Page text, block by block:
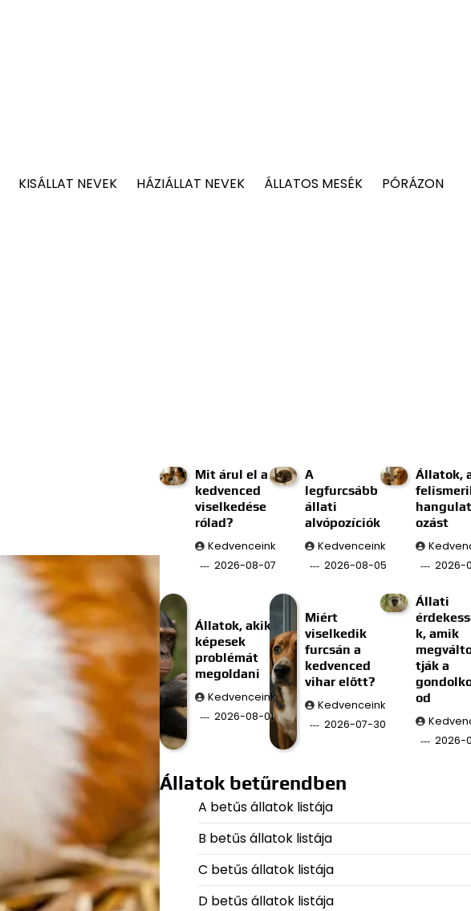
KISÁLLAT NEVEK HÁZIÁLLAT NEVEK ÁLLATOS MESÉK PÓRÁZON
Mit árul el a
kedvenced
viselkedése
rólad?
Kedvenceink
2026-08-07
A
legfurcsább
állati
alvópozíciók
Kedvenceink
2026-08-05
Állatok,
ozást
2026-
Állatok, akik
képesek
problémát
megoldani
Kedvenceink
2026-08-01
Miért
viselkedik
furcsán a
kedvenced
vihar előtt?
Kedvenceink
2026-07-30
Állati
k, amik
tják a
od
2026-
Állatok betűrendben
A betűs állatok listája
B betűs állatok listája
C betűs állatok listája
D betűs állatok listája